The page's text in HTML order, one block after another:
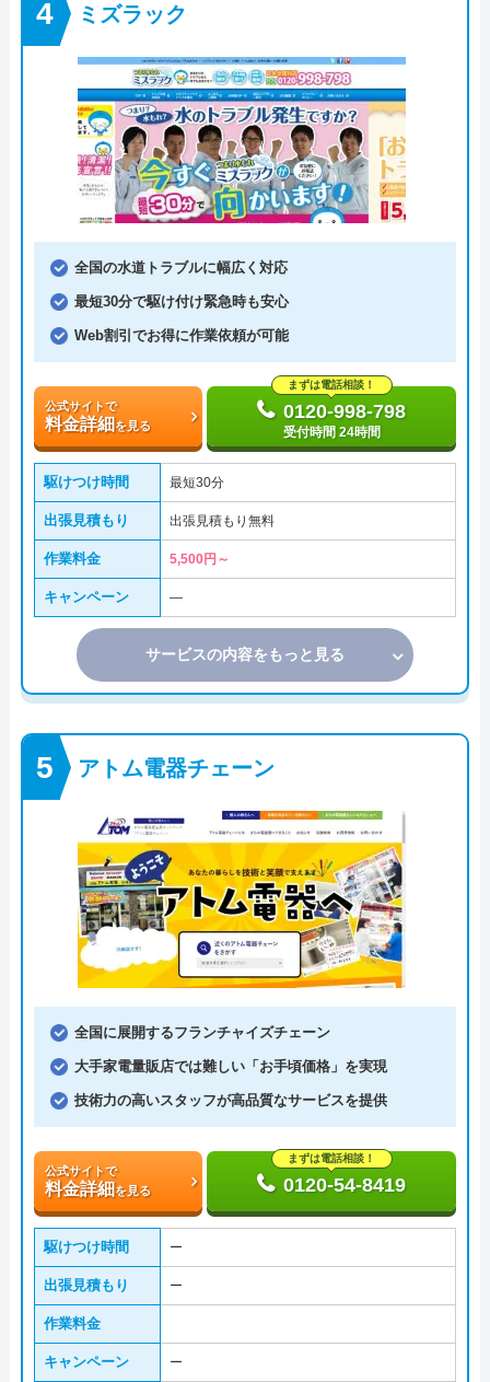
ミズラック
全国の水道トラブルに幅広く対応
最短30分で駆け付け緊急時も安心
Web割引でお得に作業依頼が可能
公式サイトで
料金詳細を見る
まずは電話相談！
0120-998-798
受付時間 24時間
駆けつけ時間 最短30分
出張見積もり 出張見積もり無料
作業料金 5,500円～
キャンペーン ―
サービスの内容をもっと見る
アトム電器チェーン
全国に展開するフランチャイズチェーン
大手家電量販店では難しい「お手頃価格」を実現
技術力の高いスタッフが高品質なサービスを提供
公式サイトで
料金詳細を見る
まずは電話相談！
0120-54-8419
駆けつけ時間 ー
出張見積もり ー
作業料金
キャンペーン ー